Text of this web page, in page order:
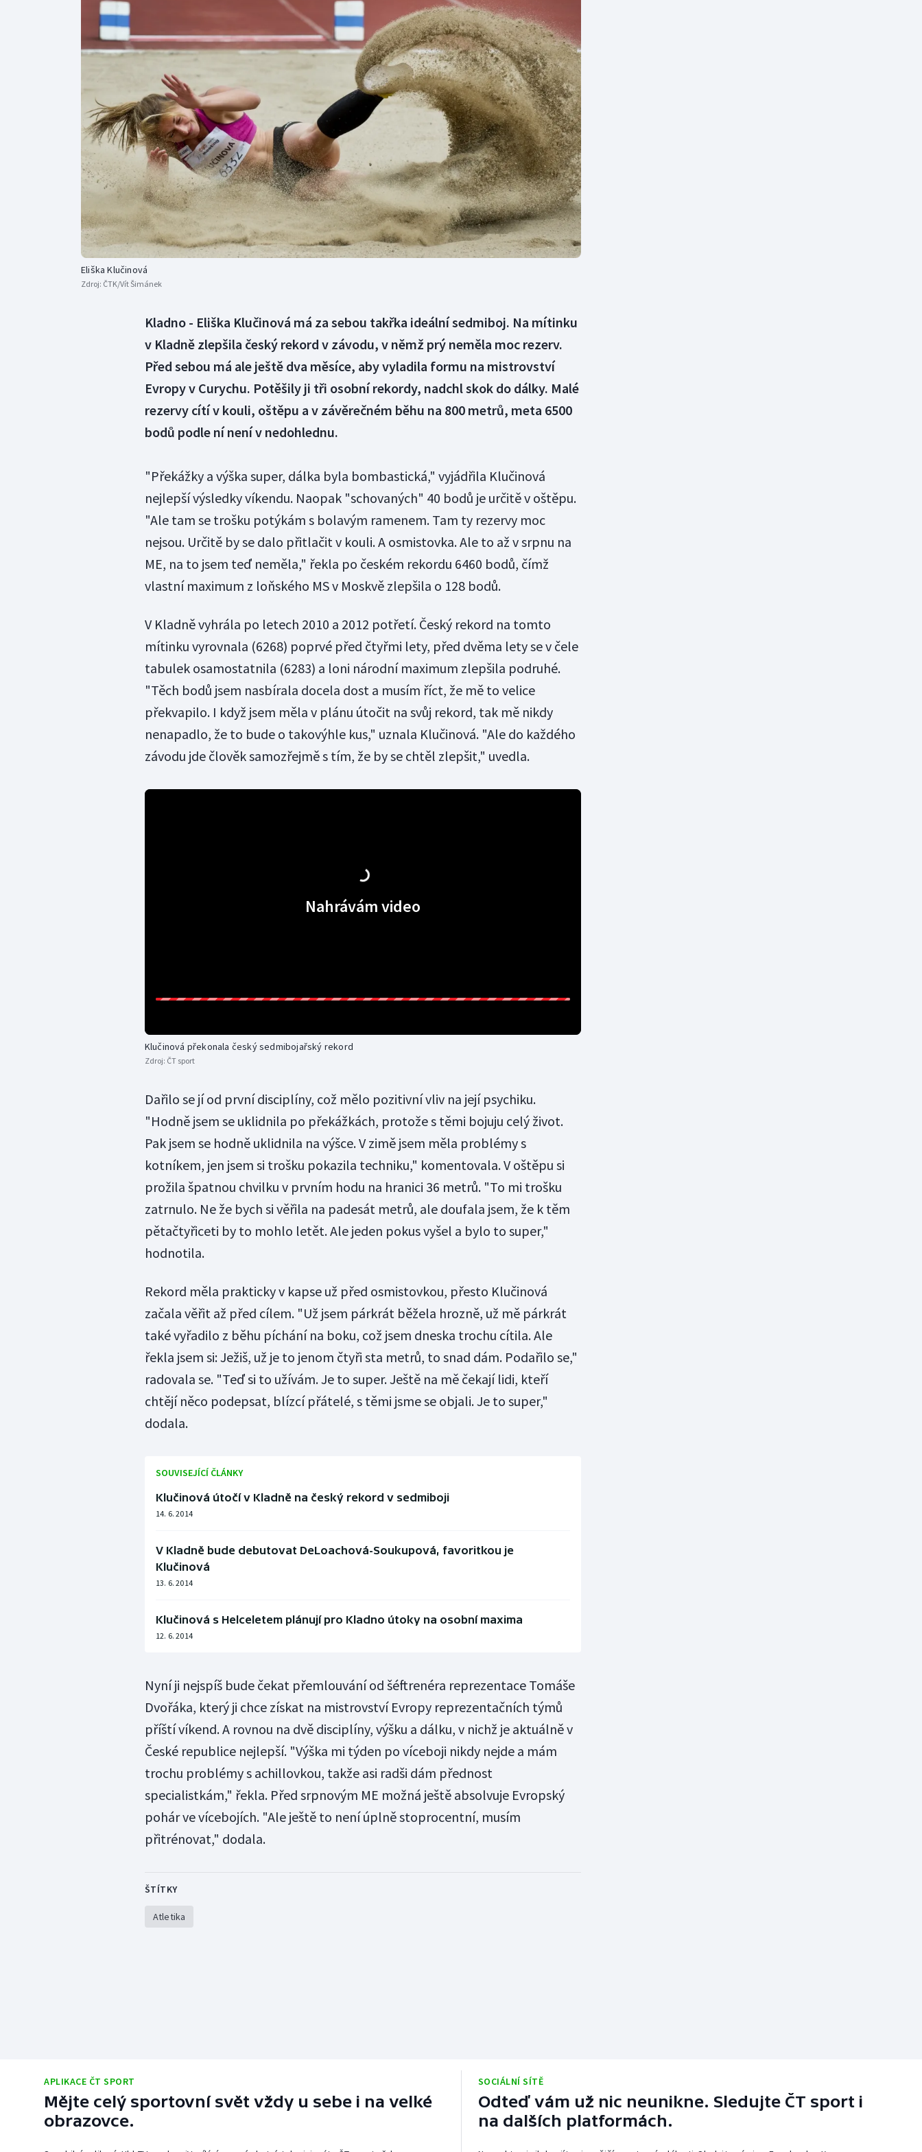
Dostihy
Futsal
Golf
Gymnastika
Moderní pětiboj
Motorsport
Olympijské hry
Parasport
Plážový volejbal
Triatlon
Veslování
Vodní slalom
Volejbal
Ostatní
Eliška Klučinová
Zdroj: ČTK/Vít Šimánek
Kladno - Eliška Klučinová má za sebou takřka ideální sedmiboj. Na mítinku
v Kladně zlepšila český rekord v závodu, v němž prý neměla moc rezerv.
Před sebou má ale ještě dva měsíce, aby vyladila formu na mistrovství
Evropy v Curychu. Potěšily ji tři osobní rekordy, nadchl skok do dálky. Malé
rezervy cítí v kouli, oštěpu a v závěrečném běhu na 800 metrů, meta 6500
bodů podle ní není v nedohlednu.
"Překážky a výška super, dálka byla bombastická," vyjádřila Klučinová
nejlepší výsledky víkendu. Naopak "schovaných" 40 bodů je určitě v oštěpu.
"Ale tam se trošku potýkám s bolavým ramenem. Tam ty rezervy moc
nejsou. Určitě by se dalo přitlačit v kouli. A osmistovka. Ale to až v srpnu na
ME, na to jsem teď neměla," řekla po českém rekordu 6460 bodů, čímž
vlastní maximum z loňského MS v Moskvě zlepšila o 128 bodů.
V Kladně vyhrála po letech 2010 a 2012 potřetí. Český rekord na tomto
mítinku vyrovnala (6268) poprvé před čtyřmi lety, před dvěma lety se v čele
tabulek osamostatnila (6283) a loni národní maximum zlepšila podruhé.
"Těch bodů jsem nasbírala docela dost a musím říct, že mě to velice
překvapilo. I když jsem měla v plánu útočit na svůj rekord, tak mě nikdy
nenapadlo, že to bude o takovýhle kus," uznala Klučinová. "Ale do každého
závodu jde člověk samozřejmě s tím, že by se chtěl zlepšit," uvedla.
Nahrávám video
Klučinová překonala český sedmibojařský rekord
Zdroj: ČT sport
Dařilo se jí od první disciplíny, což mělo pozitivní vliv na její psychiku.
"Hodně jsem se uklidnila po překážkách, protože s těmi bojuju celý život.
Pak jsem se hodně uklidnila na výšce. V zimě jsem měla problémy s
kotníkem, jen jsem si trošku pokazila techniku," komentovala. V oštěpu si
prožila špatnou chvilku v prvním hodu na hranici 36 metrů. "To mi trošku
zatrnulo. Ne že bych si věřila na padesát metrů, ale doufala jsem, že k těm
pětačtyřiceti by to mohlo letět. Ale jeden pokus vyšel a bylo to super,"
hodnotila.
Rekord měla prakticky v kapse už před osmistovkou, přesto Klučinová
začala věřit až před cílem. "Už jsem párkrát běžela hrozně, už mě párkrát
také vyřadilo z běhu píchání na boku, což jsem dneska trochu cítila. Ale
řekla jsem si: Ježiš, už je to jenom čtyři sta metrů, to snad dám. Podařilo se,"
radovala se. "Teď si to užívám. Je to super. Ještě na mě čekají lidi, kteří
chtějí něco podepsat, blízcí přátelé, s těmi jsme se objali. Je to super,"
dodala.
SOUVISEJÍCÍ ČLÁNKY
Klučinová útočí v Kladně na český rekord v sedmiboji
14. 6. 2014
V Kladně bude debutovat DeLoachová-Soukupová, favoritkou je
Klučinová
13. 6. 2014
Klučinová s Helceletem plánují pro Kladno útoky na osobní maxima
12. 6. 2014
Nyní ji nejspíš bude čekat přemlouvání od šéftrenéra reprezentace Tomáše
Dvořáka, který ji chce získat na mistrovství Evropy reprezentačních týmů
příští víkend. A rovnou na dvě disciplíny, výšku a dálku, v nichž je aktuálně v
České republice nejlepší. "Výška mi týden po víceboji nikdy nejde a mám
trochu problémy s achillovkou, takže asi radši dám přednost
specialistkám," řekla. Před srpnovým ME možná ještě absolvuje Evropský
pohár ve vícebojích. "Ale ještě to není úplně stoprocentní, musím
přitrénovat," dodala.
ŠTÍTKY
Atletika
APLIKACE ČT SPORT
Mějte celý sportovní svět vždy u sebe i na velké
obrazovce.
SOCIÁLNÍ SÍTĚ
Odteď vám už nic neunikne. Sledujte ČT sport i
na dalších platformách.